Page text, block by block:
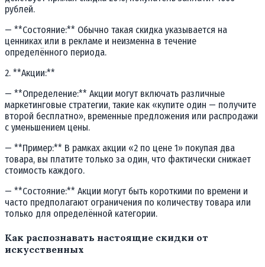
рублей.
— **Состояние:** Обычно такая скидка указывается на
ценниках или в рекламе и неизменна в течение
определённого периода.
2. **Акции:**
— **Определение:** Акции могут включать различные
маркетинговые стратегии, такие как «купите один — получите
второй бесплатно», временные предложения или распродажи
с уменьшением цены.
— **Пример:** В рамках акции «2 по цене 1» покупая два
товара, вы платите только за один, что фактически снижает
стоимость каждого.
— **Состояние:** Акции могут быть короткими по времени и
часто предполагают ограничения по количеству товара или
только для определённой категории.
Как распознавать настоящие скидки от
искусственных